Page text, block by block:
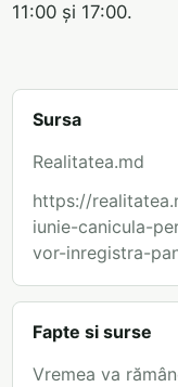
11:00 și 17:00.
Sursa
Realitatea.md
https://
iunie-canicula-
vor-inregistra-
Fapte si surse
Vremea va